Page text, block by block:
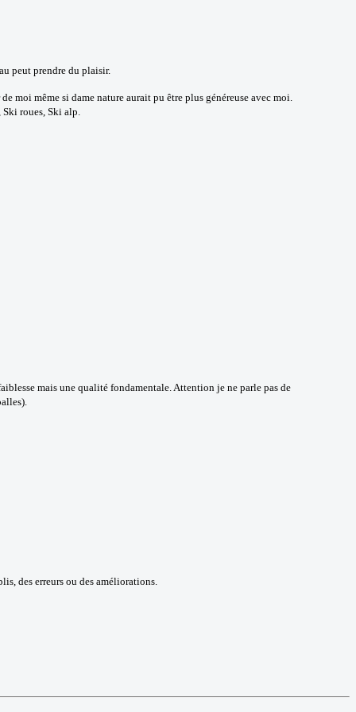
peut prendre du plaisir.
même si dame nature aurait pu être plus généreuse avec moi.
roues, Ski alp.
mais une qualité fondamentale. Attention je ne parle pas de
des erreurs ou des améliorations.